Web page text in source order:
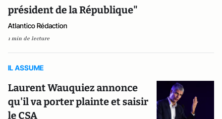
président de la République"
Atlantico Rédaction
1 min de lecture
IL ASSUME
Laurent Wauquiez annonce
qu'il va porter plainte et saisir
le CSA